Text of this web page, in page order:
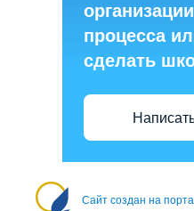
процесса
сделать
Сайт создан на